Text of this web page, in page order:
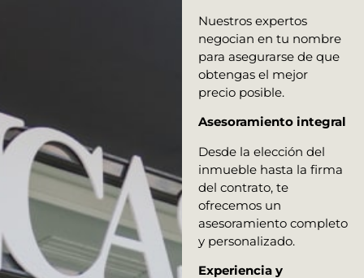
Nuestros expertos
negocian en tu nombre
para asegurarse de que
obtengas el mejor
precio posible.
Asesoramiento integral
Desde la elección del
inmueble hasta la firma
del contrato, te
ofrecemos un
asesoramiento completo
y personalizado.
Experiencia y